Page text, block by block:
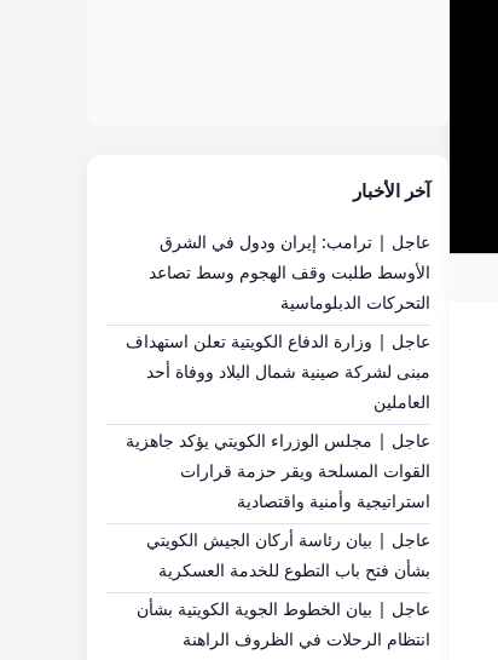
آخر الأخبار
عاجل | ترامب: إيران ودول في الشرق
الأوسط طلبت وقف الهجوم وسط تصاعد
التحركات الدبلوماسية
عاجل | وزارة الدفاع الكويتية تعلن استهداف
مبنى لشركة صينية شمال البلاد ووفاة أحد
العاملين
عاجل | مجلس الوزراء الكويتي يؤكد جاهزية
القوات المسلحة ويقر حزمة قرارات
استراتيجية وأمنية واقتصادية
عاجل | بيان رئاسة أركان الجيش الكويتي
بشأن فتح باب التطوع للخدمة العسكرية
عاجل | بيان الخطوط الجوية الكويتية بشأن
انتظام الرحلات في الظروف الراهنة